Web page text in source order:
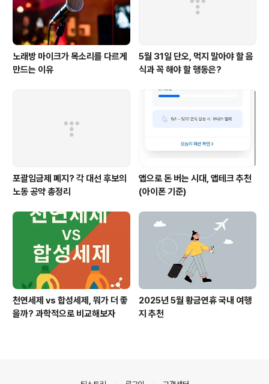
노래방 마이크가 목소리를 다르게
만드는 이유
5월 31일 단오, 먹지 말아야 할 음
식과 꼭 해야 할 행동은?
포괄임금제 폐지? 각 대선 후보의
노동 공약 총정리
앱으로 돈 버는 시대, 앱테크 추천
(아이폰 기준)
천연세제 vs 합성세제, 뭐가 더 좋
을까? 과학적으로 비교해보자
2025년 5월 황금연휴 국내 여행
지 추천